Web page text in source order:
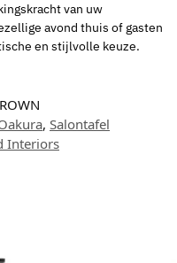
van uw
avond thuis of gasten
en stijlvolle keuze.
, Salontafel
Interiors